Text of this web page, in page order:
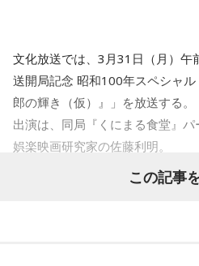
ランペットや他の楽器などをそ
せた音の上で、環ROYと鎮座
ラップのキャッチボールが始まり
Youbi）」「にゃー feat.矢野顕子
イクフロウ。途中、「ギンビス
zhaanから環ROYへやり直しが出
場が和み、ステージと来場者の
雰囲気に。そしてラストは「エ
文化放送では、3月31日（月）
送開局記念 昭和100年スペシャ
郎の輝き（仮）』」を放送する。
出演は、同局『くにまる食堂』パ
娯楽映画研究家の佐藤利明。
昭和の映画界、歌謡界、テレビ
この記事